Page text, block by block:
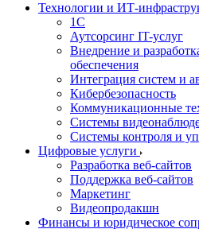
Технологии и ИТ-
1С
Аутсорсинг IT-услуг
Внедрение и
обеспечения
Интеграция систем и
Кибербезопасность
Коммуникационные
Системы
Системы контроля и
Цифровые услуги
Разработка веб-сайтов
Поддержка веб-сайтов
Маркетинг
Видеопродакшн
Финансы и юридическое